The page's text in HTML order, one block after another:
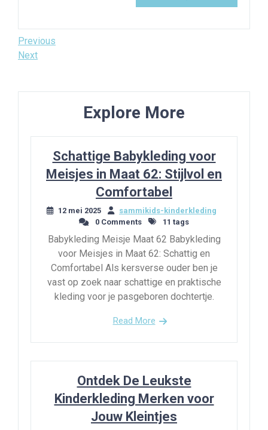
Bericht
navigatie
Previous
Post
Previous
Next
Next
Explore More
Schattige Babykleding voor
Meisjes in Maat 62: Stijlvol en
Comfortabel
12 mei 2025
sammikids-kinderkleding
0 Comments
11 tags
Babykleding Meisje Maat 62 Babykleding
voor Meisjes in Maat 62: Schattig en
Comfortabel Als kersverse ouder ben je
vast op zoek naar schattige en praktische
kleding voor je pasgeboren dochtertje.
Read More
Ontdek De Leukste
Kinderkleding Merken voor
Jouw Kleintjes